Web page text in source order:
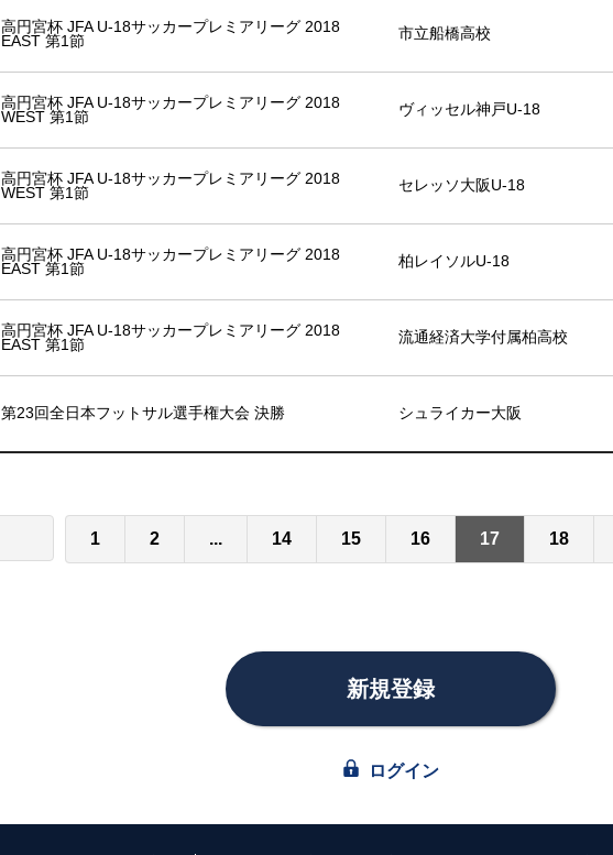
高円宮杯 JFA U-18サッカープレミアリーグ 2018
EAST 第1節
市立船橋高校
高円宮杯 JFA U-18サッカープレミアリーグ 2018
WEST 第1節
ヴィッセル神戸U-18
高円宮杯 JFA U-18サッカープレミアリーグ 2018
WEST 第1節
セレッソ大阪U-18
高円宮杯 JFA U-18サッカープレミアリーグ 2018
EAST 第1節
柏レイソルU-18
高円宮杯 JFA U-18サッカープレミアリーグ 2018
EAST 第1節
流通経済大学付属柏高校
第23回全日本フットサル選手権大会 決勝 シュライカー大阪
1 2 ... 14 15 16 17 18
新規登録
ログイン